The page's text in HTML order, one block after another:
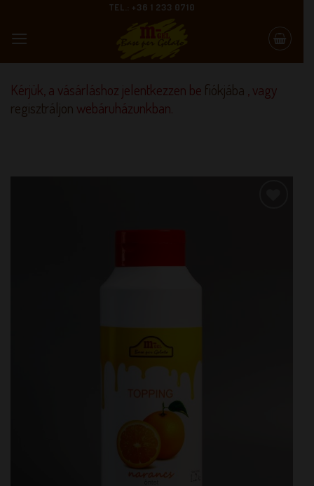
content
TEL.: +36 1 233 0710
Kérjük, a vásárláshoz jelentkezzen be fiókjába , vagy
regisztráljon webáruházunkban.